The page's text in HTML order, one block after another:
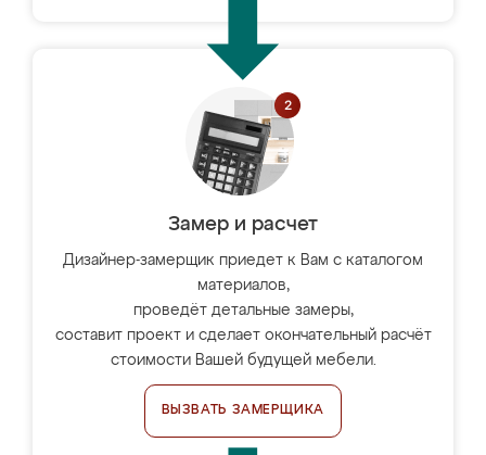
Замер и расчет
Дизайнер-замерщик приедет к Вам с каталогом
материалов,
проведёт детальные замеры,
составит проект и сделает окончательный расчёт
стоимости Вашей будущей мебели.
ВЫЗВАТЬ ЗАМЕРЩИКА